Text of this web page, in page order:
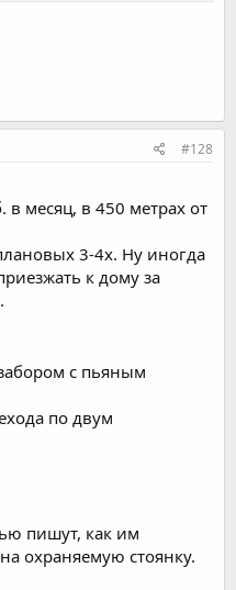
#128
месяц, в 450 метрах от
3-4х. Ну иногда
к дому за
с пьяным
по двум
пишут, как им
охраняемую стоянку.